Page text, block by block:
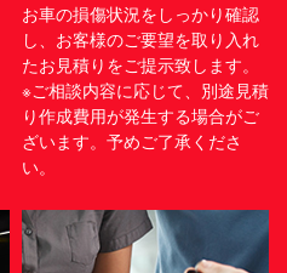
お車の損傷状況をしっかり確認
し、お客様のご要望を取り入れ
たお見積りをご提示致します。
※ご相談内容に応じて、別途見積
り作成費用が発生する場合がご
ざいます。予めご了承くださ
い。